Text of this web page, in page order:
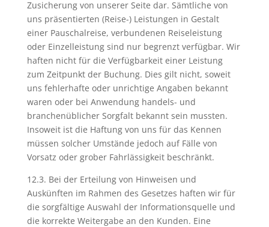
Zusicherung von unserer Seite dar. Sämtliche von
uns präsentierten (Reise-) Leistungen in Gestalt
einer Pauschalreise, verbundenen Reiseleistung
oder Einzelleistung sind nur begrenzt verfügbar. Wir
haften nicht für die Verfügbarkeit einer Leistung
zum Zeitpunkt der Buchung. Dies gilt nicht, soweit
uns fehlerhafte oder unrichtige Angaben bekannt
waren oder bei Anwendung handels- und
branchenüblicher Sorgfalt bekannt sein mussten.
Insoweit ist die Haftung von uns für das Kennen
müssen solcher Umstände jedoch auf Fälle von
Vorsatz oder grober Fahrlässigkeit beschränkt.
12.3. Bei der Erteilung von Hinweisen und
Auskünften im Rahmen des Gesetzes haften wir für
die sorgfältige Auswahl der Informationsquelle und
die korrekte Weitergabe an den Kunden. Eine